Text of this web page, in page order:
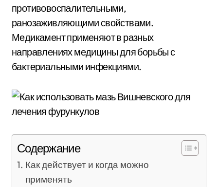
противовоспалительными,
ранозаживляющими свойствами.
Медикамент применяют в разных
направлениях медицины для борьбы с
бактериальными инфекциями.
Содержание
Как действует и когда можно
применять